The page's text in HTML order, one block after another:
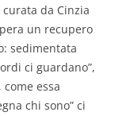
da Cinzia
un recupero
sedimentata
ci guardano”,
essa
chi sono” ci